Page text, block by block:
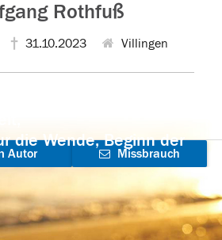
Rothfuß
31.10.2023 Villingen
die Wende, Beginn der
Autor
Missbrauch